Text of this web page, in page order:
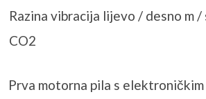
Razina vibracija lijevo / desno m /
CO2
Prva motorna pila s